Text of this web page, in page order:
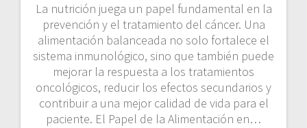
La nutrición juega un papel fundamental en la
prevención y el tratamiento del cáncer. Una
alimentación balanceada no solo fortalece el
sistema inmunológico, sino que también puede
mejorar la respuesta a los tratamientos
oncológicos, reducir los efectos secundarios y
contribuir a una mejor calidad de vida para el
paciente. El Papel de la Alimentación en…